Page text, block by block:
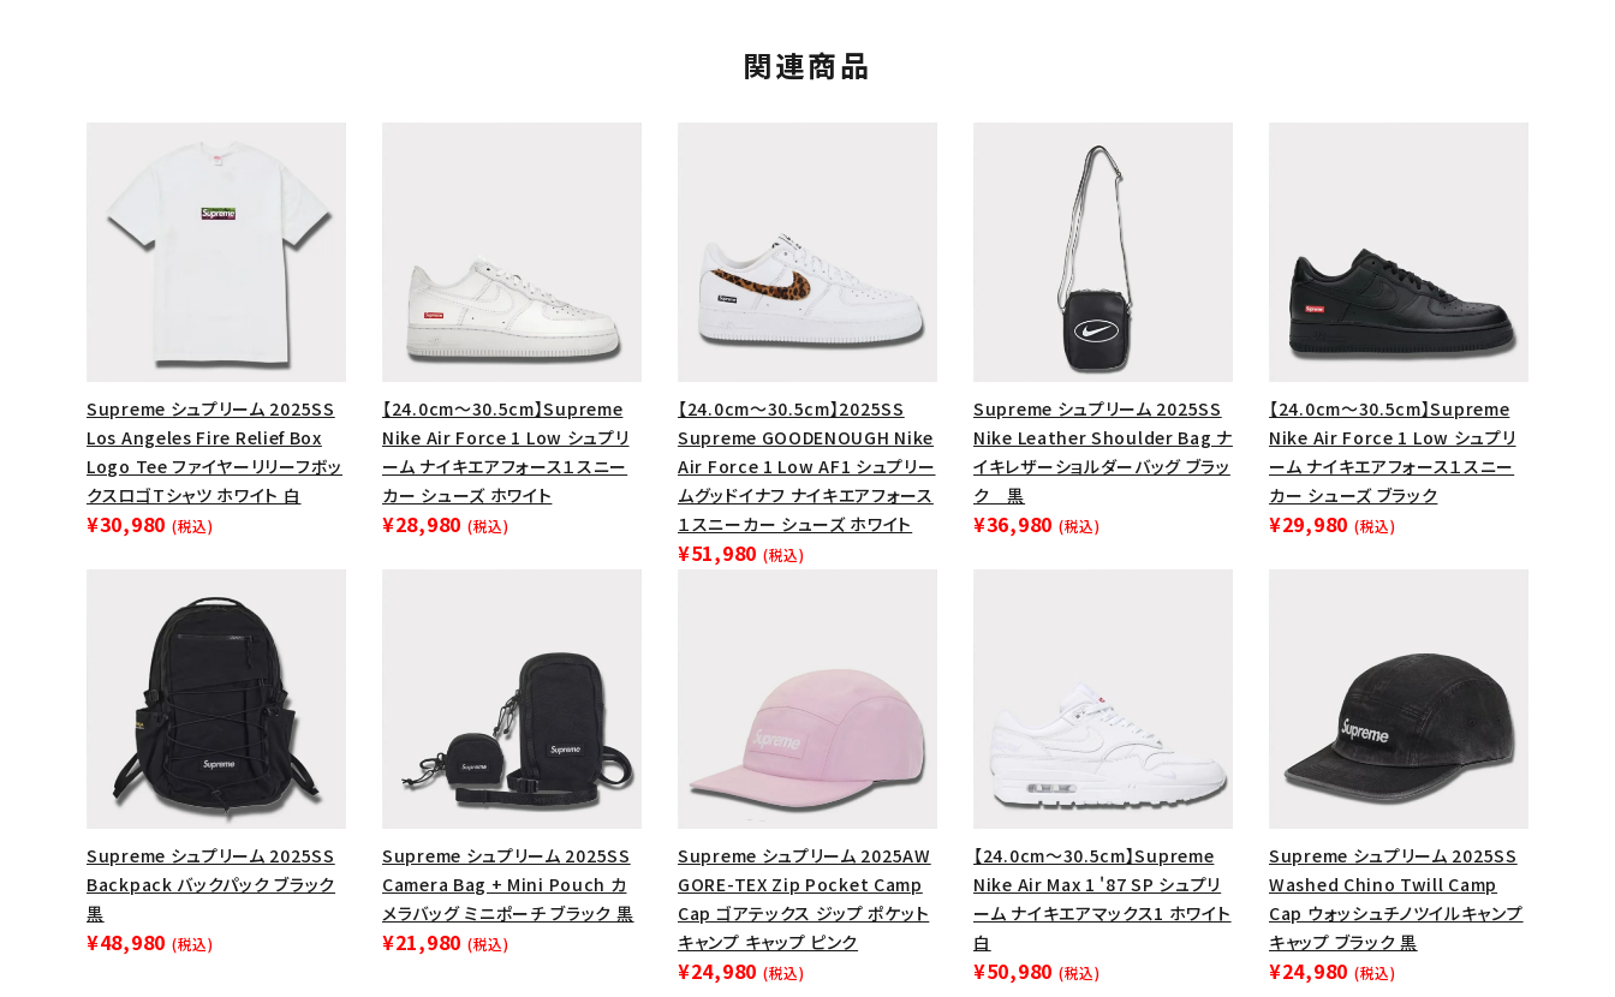
絞り込んで検索する
関連商品
Supreme シュプリーム 2025SS
Los Angeles Fire Relief Box
Logo Tee ファイヤーリリーフボッ
クスロゴTシャツ ホワイト 白
¥30,980 (税込)
【24.0cm～30.5cm】Supreme
Nike Air Force 1 Low シュプリ
ーム ナイキエアフォース１スニー
カー シューズ ホワイト
¥28,980 (税込)
【24.0cm～30.5cm】2025SS
Supreme GOODENOUGH Nike
Air Force 1 Low AF1 シュプリー
ムグッドイナフ ナイキエアフォース
１スニーカー シューズ ホワイト
¥51,980 (税込)
Supreme シュプリーム 2025SS
Nike Leather Shoulder Bag ナ
イキレザーショルダーバッグ ブラッ
ク 黒
¥36,980 (税込)
【24.0cm～30.5cm】Supreme
Nike Air Force 1 Low シュプリ
ーム ナイキエアフォース１スニー
カー シューズ ブラック
¥29,980 (税込)
Supreme シュプリーム 2025SS
Backpack バックパック ブラック
黒
¥48,980 (税込)
Supreme シュプリーム 2025SS
Camera Bag + Mini Pouch カ
メラバッグ ミニポーチ ブラック 黒
¥21,980 (税込)
Supreme シュプリーム 2025AW
GORE-TEX Zip Pocket Camp
Cap ゴアテックス ジップ ポケット
キャンプ キャップ ピンク
¥24,980 (税込)
【24.0cm～30.5cm】Supreme
Nike Air Max 1 '87 SP シュプリ
ーム ナイキエアマックス1 ホワイト
白
¥50,980 (税込)
Supreme シュプリーム 2025SS
Washed Chino Twill Camp
Cap ウォッシュチノツイルキャンプ
キャップ ブラック 黒
¥24,980 (税込)